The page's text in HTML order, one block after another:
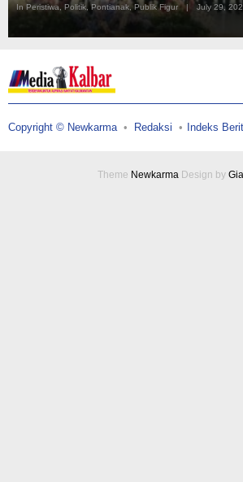
In Peristiwa, Politik, Pontianak, Publik Figur July 29,
Copyright © Newkarma Redaksi Indeks
Theme NewkarmaDesign by